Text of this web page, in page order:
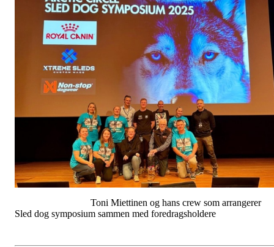
Toni Miettinen og hans crew som arrangerer
Sled dog symposium sammen med foredragsholdere